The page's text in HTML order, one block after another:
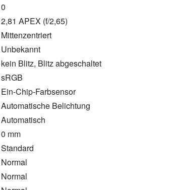
0
2,81 APEX (f/2,65)
Mittenzentriert
Unbekannt
kein Blitz, Blitz abgeschaltet
sRGB
Ein-Chip-Farbsensor
Automatische Belichtung
Automatisch
0 mm
Standard
Normal
Normal